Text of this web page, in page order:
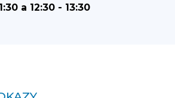
a 12:30 - 13:30